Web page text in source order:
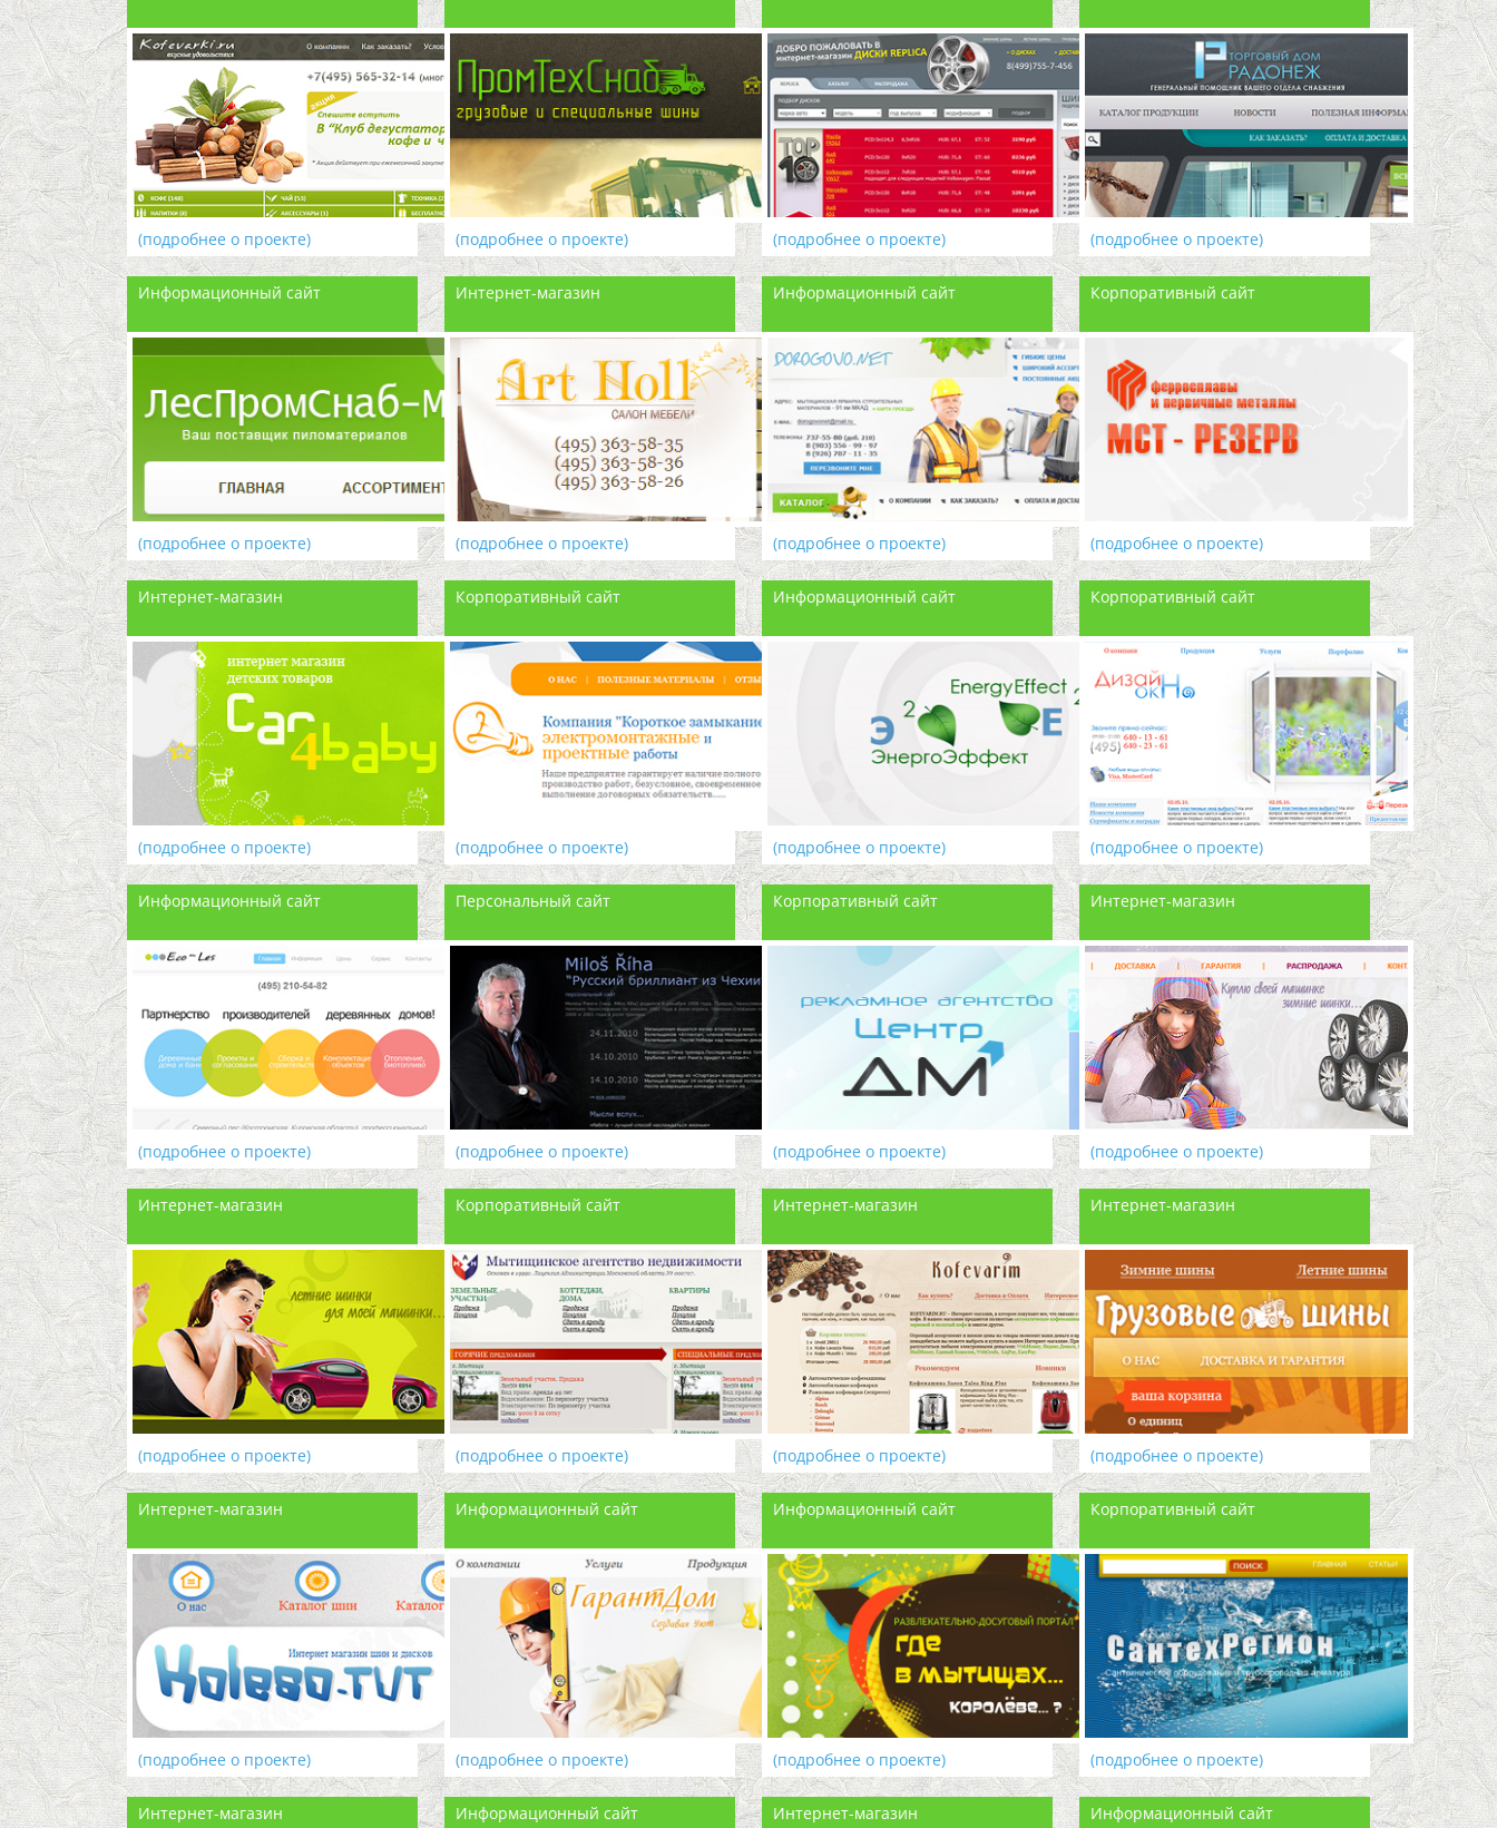
(подробнее о проекте) (подробнее о проекте) (подробнее о проекте) (подробнее о проекте)
Информационный сайт
(подробнее о проекте)
Интернет-магазин
(подробнее о проекте)
Информационный сайт
(подробнее о проекте)
Корпоративный сайт
(подробнее о проекте)
Интернет-магазин
(подробнее о проекте)
Корпоративный сайт
(подробнее о проекте)
Информационный сайт
(подробнее о проекте)
Корпоративный сайт
(подробнее о проекте)
Информационный сайт
(подробнее о проекте)
Персональный сайт
(подробнее о проекте)
Корпоративный сайт
(подробнее о проекте)
Интернет-магазин
(подробнее о проекте)
Интернет-магазин
(подробнее о проекте)
Корпоративный сайт
(подробнее о проекте)
Интернет-магазин
(подробнее о проекте)
Интернет-магазин
(подробнее о проекте)
Интернет-магазин
(подробнее о проекте)
Информационный сайт
(подробнее о проекте)
Информационный сайт
(подробнее о проекте)
Корпоративный сайт
(подробнее о проекте)
Интернет-магазин Информационный сайт Интернет-магазин Информационный сайт